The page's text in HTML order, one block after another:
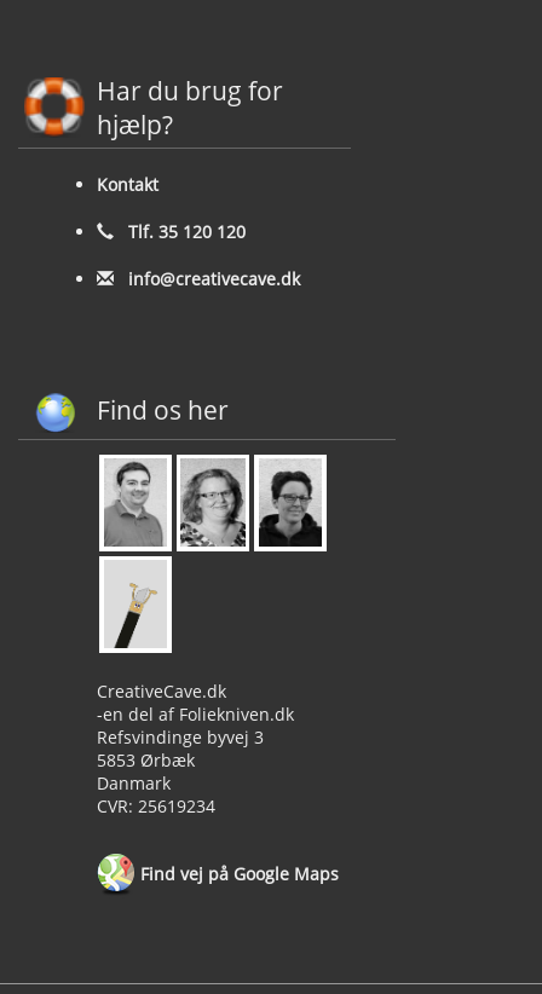
Har du brug for
hjælp?
Kontakt
Tlf. 35 120 120
info@creativecave.dk
Find os her
CreativeCave.dk
-en del af Foliekniven.dk
Refsvindinge byvej 3
5853 Ørbæk
Danmark
CVR: 25619234
Find vej på Google Maps